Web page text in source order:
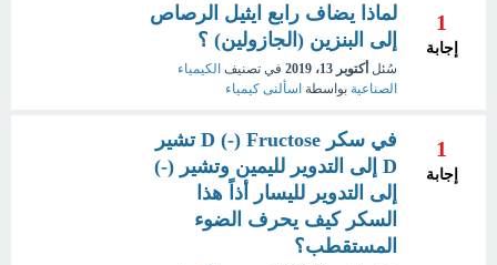
1
إجابة
لماذا يضاف رابع ايثيل الرصاص
إلى البنزين (الجازولين) ؟
سُئل أكتوبر 13، 2019 في تصنيف الكيمياء
الصناعية بواسطة اسألنى كيمياء
1
إجابة
في سكر D (-) Fructose تشير
D إلى التدوير لليمين وتشير (-)
إلى التدوير لليسار أذاً هذا
السكر كيف يحرف الضوء
المستقطب؟